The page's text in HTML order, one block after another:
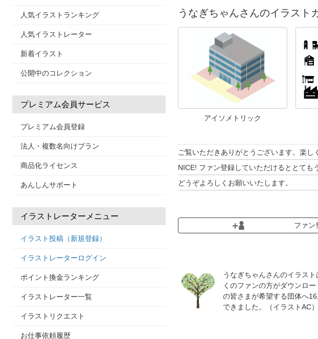
人気イラストランキング
人気イラストレーター
新着イラスト
公開中のコレクション
プレミアム会員サービス
プレミアム会員登録
法人・複数名向けプラン
商品化ライセンス
あんしんサポート
イラストレーターメニュー
イラスト投稿（新規登録）
イラストレーターログイン
ポイント換金ランキング
イラストレーター一覧
イラストリクエスト
お仕事依頼履歴
うなぎちゃんさんのイラスト
アイソメトリック
ご覧いただきありがとうございます。楽し
NICE! ファン登録していただけるととても
どうぞよろしくお願いいたします。
ファン
うなぎちゃんさんのイラス
くのファンの方がダウンロ
の皆さまが希望する団体へ
できました。（イラストAC）